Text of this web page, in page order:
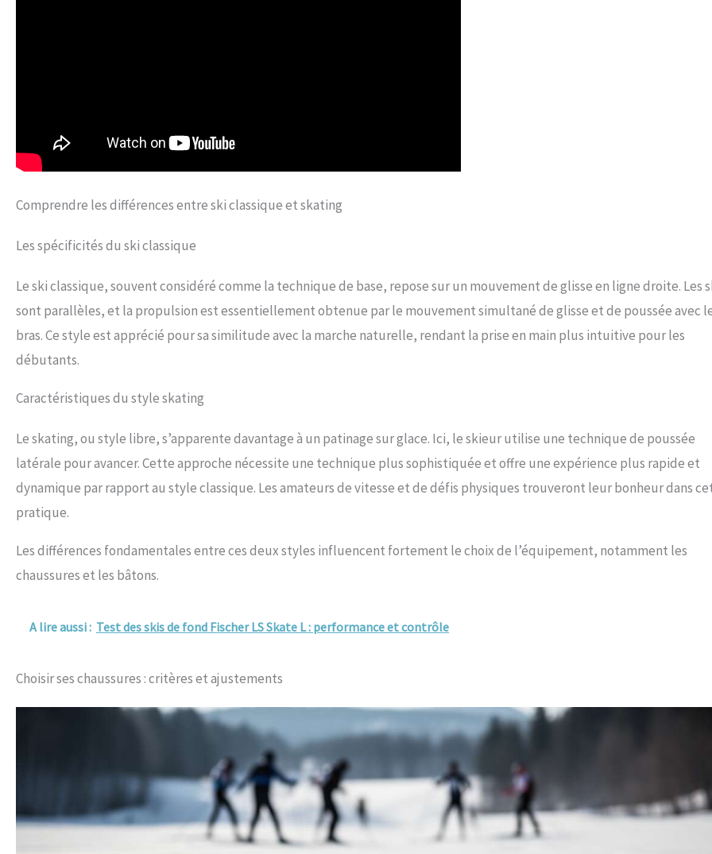
Comprendre les différences entre ski classique et skating
Les spécificités du ski classique
Le ski classique, souvent considéré comme la technique de base, repose sur un mouvement de glisse en ligne droite. Les
sont parallèles, et la propulsion est essentiellement obtenue par le mouvement simultané de glisse et de poussée avec
bras. Ce style est apprécié pour sa similitude avec la marche naturelle, rendant la prise en main plus intuitive pour les
débutants.
Caractéristiques du style skating
Le skating, ou style libre, s’apparente davantage à un patinage sur glace. Ici, le skieur utilise une technique de poussée
latérale pour avancer. Cette approche nécessite une technique plus sophistiquée et offre une expérience plus rapide et
dynamique par rapport au style classique. Les amateurs de vitesse et de défis physiques trouveront leur bonheur dans
pratique.
Les différences fondamentales entre ces deux styles influencent fortement le choix de l’équipement, notamment les
chaussures et les bâtons.
A lire aussi : Test des skis de fond Fischer LS Skate L : performance et contrôle
Choisir ses chaussures : critères et ajustements